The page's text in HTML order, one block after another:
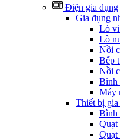
Điện gia dụng
Gia đụng
Lò vi
Lò
Nồi
Bếp
Nồi
Bình
Máy
Thiết bị gia
Bình
Quạt